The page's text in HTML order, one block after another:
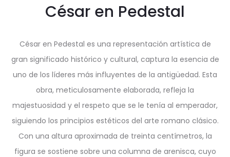
César en Pedestal
César en Pedestal es una representación artística de
gran significado histórico y cultural, captura la esencia de
uno de los líderes más influyentes de la antigüedad. Esta
obra, meticulosamente elaborada, refleja la
majestuosidad y el respeto que se le tenía al emperador,
siguiendo los principios estéticos del arte romano clásico.
Con una altura aproximada de treinta centímetros, la
figura se sostiene sobre una columna de arenisca, cuyo